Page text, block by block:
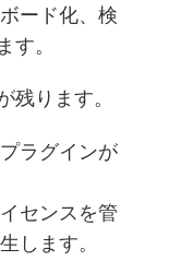
ード化、検
す。
残ります。
ラグインが
センスを管
します。